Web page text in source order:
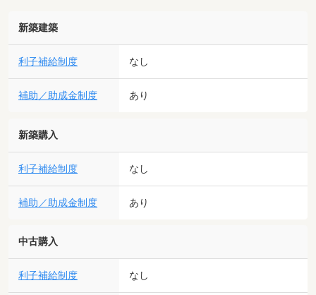
新築建築
利子補給制度 なし
補助／助成金制度 あり
新築購入
利子補給制度 なし
補助／助成金制度 あり
中古購入
利子補給制度 なし